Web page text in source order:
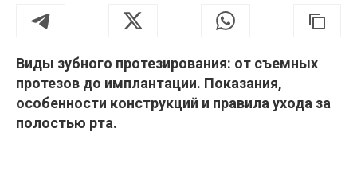
Виды зубного протезирования: от съемных
протезов до имплантации. Показания,
особенности конструкций и правила ухода за
полостью рта.